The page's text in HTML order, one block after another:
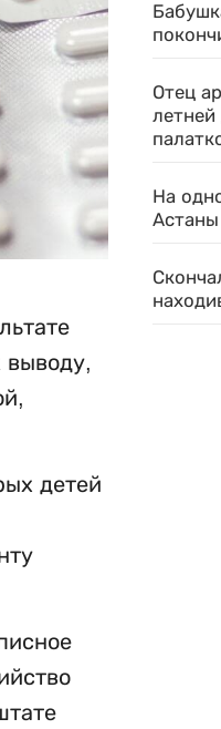
выводу,
детей
Отец
летней
На
Астаны